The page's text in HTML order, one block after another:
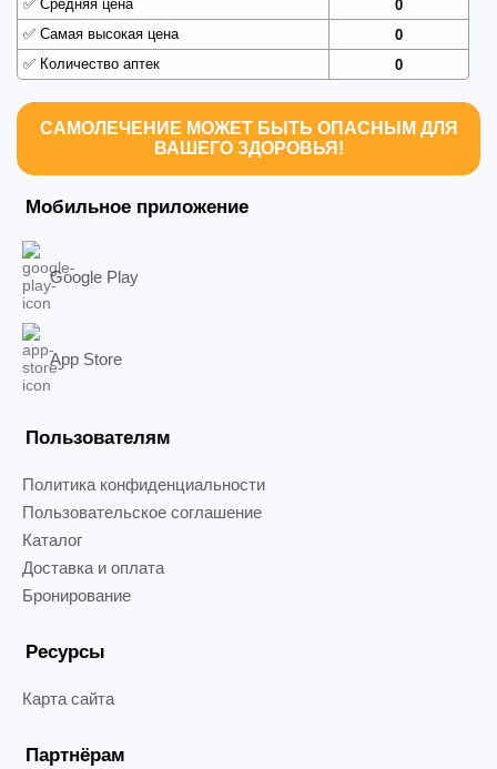
✅ Средняя цена
0
✅ Самая высокая цена
0
✅ Количество аптек 0
САМОЛЕЧЕНИЕ МОЖЕТ БЫТЬ ОПАСНЫМ ДЛЯ
ВАШЕГО ЗДОРОВЬЯ!
Мобильное приложение
Google Play
App Store
Пользователям
Политика конфиденциальности
Пользовательское соглашение
Каталог
Доставка и оплата
Бронирование
Ресурсы
Карта сайта
Партнёрам